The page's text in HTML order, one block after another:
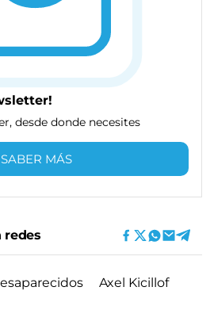
desde donde necesites
SABER MÁS
redes
Axel Kicillof